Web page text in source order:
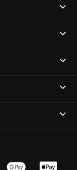




